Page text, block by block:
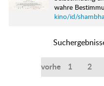
wahre
kino/id/
vorherige
1 2